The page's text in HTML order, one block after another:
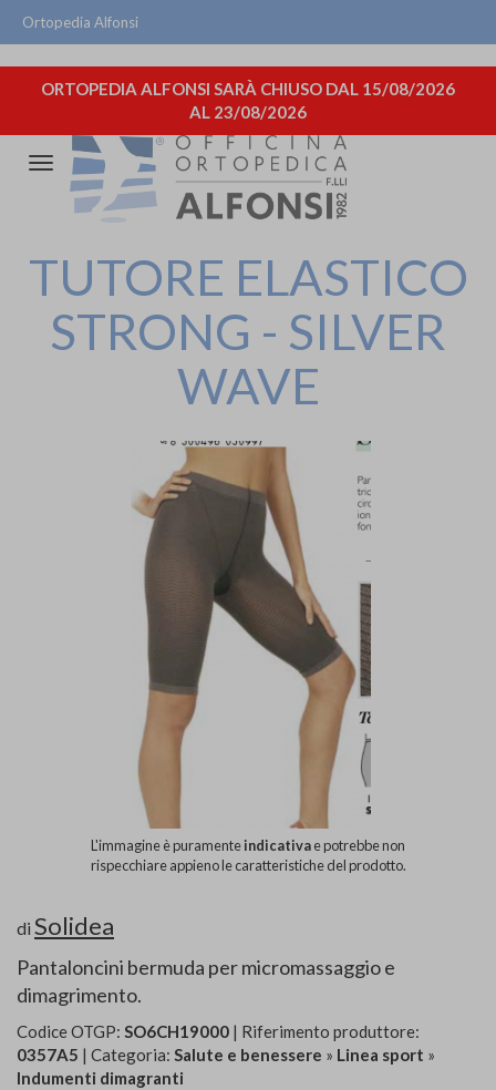
Ortopedia Alfonsi
ORTOPEDIA ALFONSI SARÀ CHIUSO DAL 15/08/2026
AL 23/08/2026
Attiva/disattiva
navigazione
TUTORE ELASTICO
STRONG - SILVER
WAVE
L'immagine è puramenteindicativae potrebbe non
rispecchiare appieno le caratteristiche del prodotto.
di Solidea
Pantaloncini bermuda per micromassaggio e
dimagrimento.
Codice OTGP: SO6CH19000 | Riferimento produttore:
0357A5 | Categoria: Salute e benessere » Linea sport »
Indumenti dimagranti